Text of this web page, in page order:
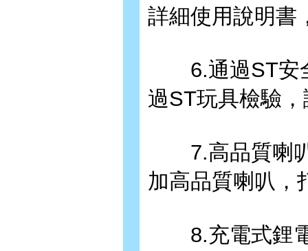
詳細使用說明書
6.通過ST安全
過ST玩具檢驗
7.高品質喇叭
加高品質喇叭，
8.充電式鋰電